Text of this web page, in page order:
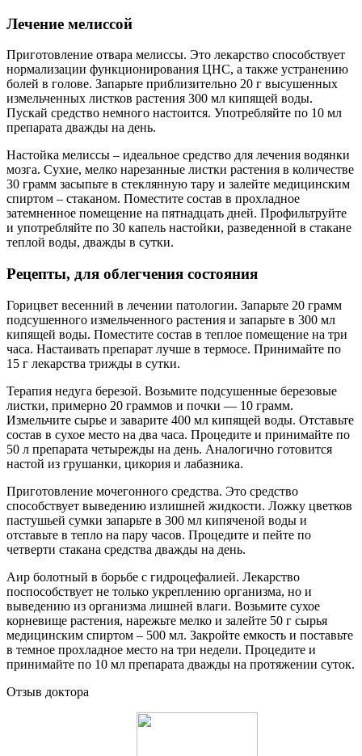
Лечение мелиссой
Приготовление отвара мелиссы. Это лекарство способствует
нормализации функционирования ЦНС, а также устранению
болей в голове. Запарьте приблизительно 20 г высушенных
измельченных листков растения 300 мл кипящей воды.
Пускай средство немного настоится. Употребляйте по 10 мл
препарата дважды на день.
Настойка мелиссы – идеальное средство для лечения водянки
мозга. Сухие, мелко нарезанные листки растения в количестве
30 грамм засыпьте в стеклянную тару и залейте медицинским
спиртом – стаканом. Поместите состав в прохладное
затемненное помещение на пятнадцать дней. Профильтруйте
и употребляйте по 30 капель настойки, разведенной в стакане
теплой воды, дважды в сутки.
Рецепты, для облегчения состояния
Горицвет весенний в лечении патологии. Запарьте 20 грамм
подсушенного измельченного растения и запарьте в 300 мл
кипящей воды. Поместите состав в теплое помещение на три
часа. Настаивать препарат лучше в термосе. Принимайте по
15 г лекарства трижды в сутки.
Терапия недуга березой. Возьмите подсушенные березовые
листки, примерно 20 граммов и почки — 10 грамм.
Измельчите сырье и заварите 400 мл кипящей воды. Отставьте
состав в сухое место на два часа. Процедите и принимайте по
50 л препарата четырежды на день. Аналогично готовится
настой из грушанки, цикория и лабазника.
Приготовление мочегонного средства. Это средство
способствует выведению излишней жидкости. Ложку цветков
пастушьей сумки запарьте в 300 мл кипяченой воды и
отставьте в тепло на пару часов. Процедите и пейте по
четверти стакана средства дважды на день.
Аир болотный в борьбе с гидроцефалией. Лекарство
поспособствует не только укреплению организма, но и
выведению из организма лишней влаги. Возьмите сухое
корневище растения, нарежьте мелко и залейте 50 г сырья
медицинским спиртом – 500 мл. Закройте емкость и поставьте
в темное прохладное место на три недели. Процедите и
принимайте по 10 мл препарата дважды на протяжении суток.
Отзыв доктора